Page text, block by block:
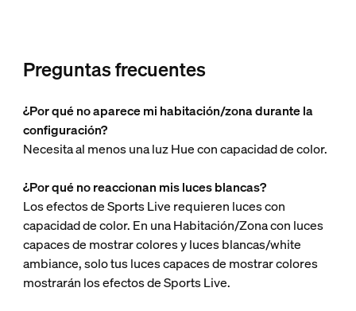
Preguntas frecuentes
¿Por qué no aparece mi habitación/zona durante la
configuración?
Necesita al menos una luz Hue con capacidad de color.
¿Por qué no reaccionan mis luces blancas?
Los efectos de Sports Live requieren luces con
capacidad de color. En una Habitación/Zona con luces
capaces de mostrar colores y luces blancas/white
ambiance, solo tus luces capaces de mostrar colores
mostrarán los efectos de Sports Live.